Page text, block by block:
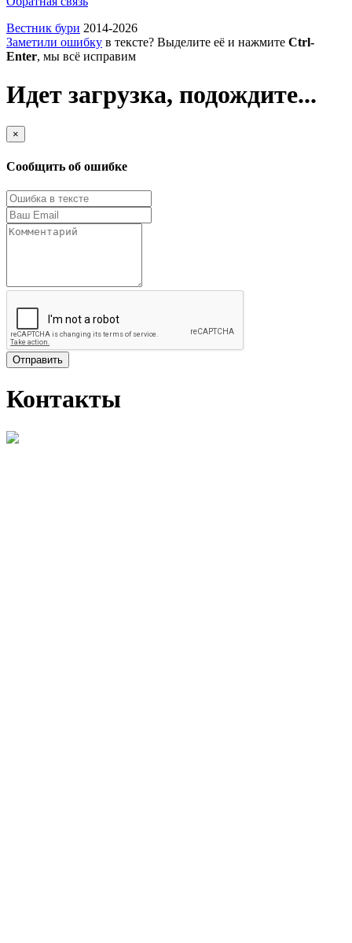
Вестник бури 2014-2026
Заметили ошибку в тексте? Выделите её и нажмите Ctrl-
Enter, мы всё исправим
Идет загрузка, подождите...
×
Сообщить об ошибке
Отправить
Контакты